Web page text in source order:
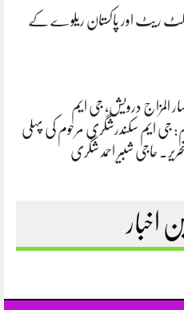
ریٹ اور پاکستان ریلوے کے
المزاج درویش، جی ایم
جی ایم سکندرشگری مرحوم کی پہلی
حاجی شبیر احمد شگری
اخبار